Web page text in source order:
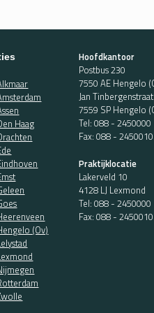
Haag
(Ov)
Hoofdkantoor
Postbus 230
7550 AE Hengelo
Jan
7559 SP Hengelo
Tel:088 - 2450000
Fax: 088 - 2450010
Praktijklocatie
Lakerveld 10
4128 LJ Lexmond
Tel:088 - 2450000
Fax: 088 - 2450010